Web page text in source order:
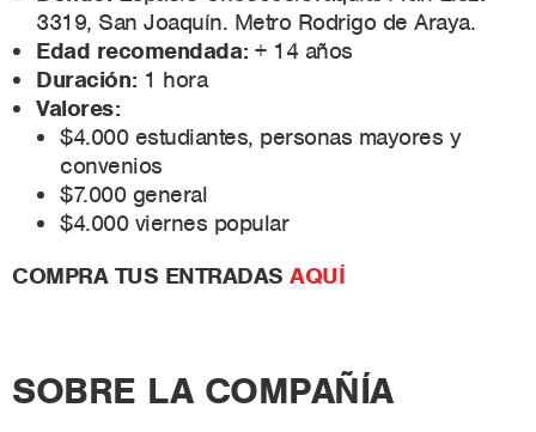
3319, San Joaquín. Metro Rodrigo de Araya.
Edad recomendada: + 14 años
Duración: 1 hora
Valores:
$4.000 estudiantes, personas mayores y
convenios
$7.000 general
$4.000 viernes popular
COMPRA TUS ENTRADAS AQUÍ
SOBRE LA COMPAÑÍA